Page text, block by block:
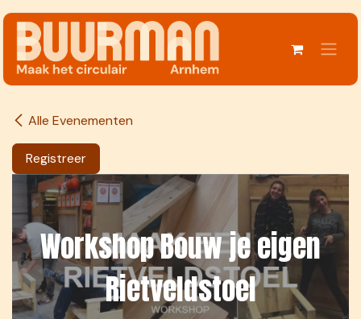
Alle Evenementen
Registreer
Workshop Bouw je eigen
Rietveldstoel